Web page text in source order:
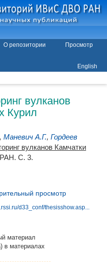
О репозитории
Просмотр
English
вулканов
Курил
, Маневич А.Г., Гордеев
вулканов Камчатки
С. 3.
просмотр
d33_conf/thesisshow.asp...
материал
в материалах